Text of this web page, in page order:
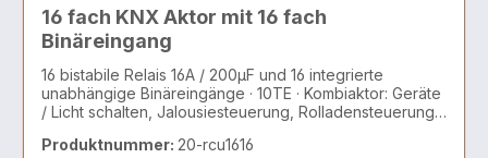
16 fach KNX Aktor mit 16 fach
Binäreingang
16 bistabile Relais 16A / 200µF und 16 integrierte
unabhängige Binäreingänge · 10TE · Kombiaktor: Geräte
/ Licht schalten, Jalousiesteuerung, Rolladensteuerung,
Produktnummer: 20-rcu1616